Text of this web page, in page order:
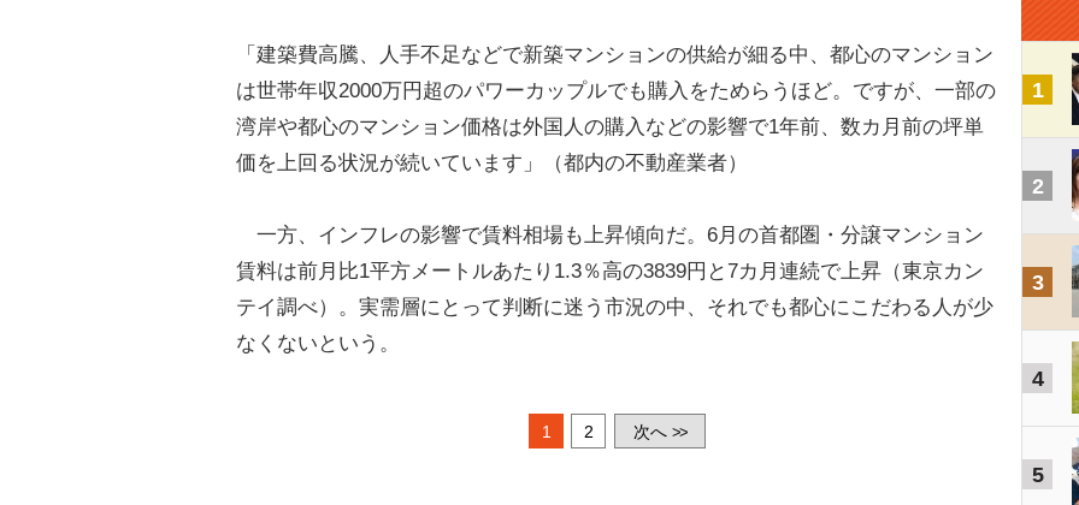
「建築費高騰、人手不足などで新築マンションの供給が細る中、都心のマンション
は世帯年収2000万円超のパワーカップルでも購入をためらうほど。ですが、一部の
湾岸や都心のマンション価格は外国人の購入などの影響で1年前、数カ月前の坪単
価を上回る状況が続いています」（都内の不動産業者）
一方、インフレの影響で賃料相場も上昇傾向だ。6月の首都圏・分譲マンション
賃料は前月比1平方メートルあたり1.3％高の3839円と7カ月連続で上昇（東京カン
テイ調べ）。実需層にとって判断に迷う市況の中、それでも都心にこだわる人が少
なくないという。
1 2 次へ >>
1
2
3
4
5